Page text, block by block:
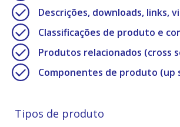
Descrições, downloads, links,
Classificações de produto e
Produtos relacionados (cross
Componentes de produto (up
Tipos de produto